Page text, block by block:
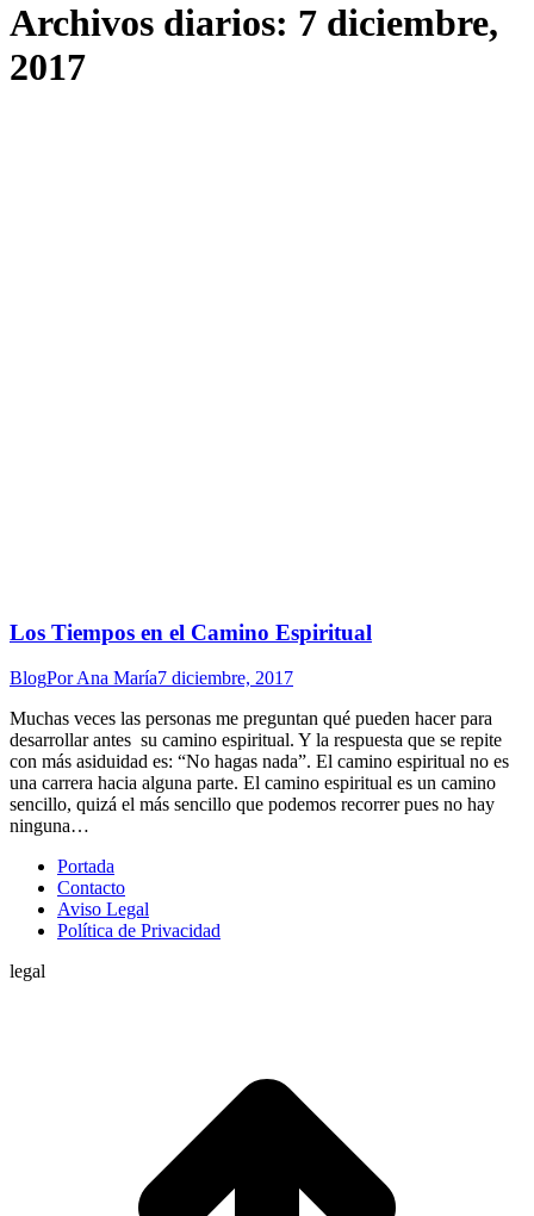
Archivos diarios: 7 diciembre,
2017
Los Tiempos en el Camino Espiritual
BlogPorAna María7 diciembre, 2017
Muchas veces las personas me preguntan qué pueden hacer para
desarrollar antes su camino espiritual. Y la respuesta que se repite
con más asiduidad es: “No hagas nada”. El camino espiritual no es
una carrera hacia alguna parte. El camino espiritual es un camino
sencillo, quizá el más sencillo que podemos recorrer pues no hay
ninguna…
Portada
Contacto
Aviso Legal
Política de Privacidad
legal